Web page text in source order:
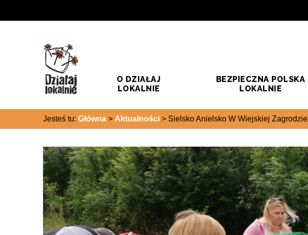
O DZIAŁAJ
LOKALNIE
BEZPIECZNA POLSKA
LOKALNIE
Jesteś tu: Główna > Aktualności > Sielsko Anielsko W Wiejskiej Zagrodzie